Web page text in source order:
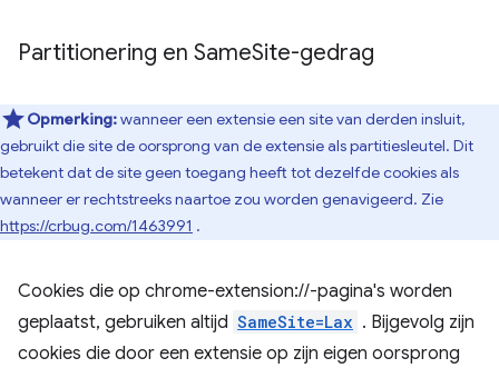
Partitionering en SameSite-gedrag
Opmerking:wanneer een extensie een site van derden insluit,
gebruikt die site de oorsprong van de extensie als partitiesleutel. Dit
betekent dat de site geen toegang heeft tot dezelfde cookies als
wanneer er rechtstreeks naartoe zou worden genavigeerd. Zie
https://crbug.com/1463991 .
Cookies die op chrome-extension://-pagina's worden
geplaatst, gebruiken altijd SameSite=Lax . Bijgevolg zijn
cookies die door een extensie op zijn eigen oorsprong